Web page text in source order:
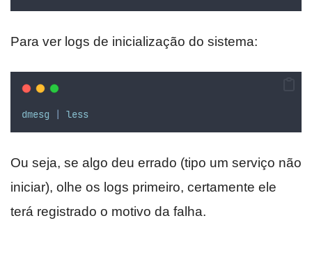
Para ver logs de inicialização do sistema:
dmesg | less
Ou seja, se algo deu errado (tipo um serviço não
iniciar), olhe os logs primeiro, certamente ele
terá registrado o motivo da falha.